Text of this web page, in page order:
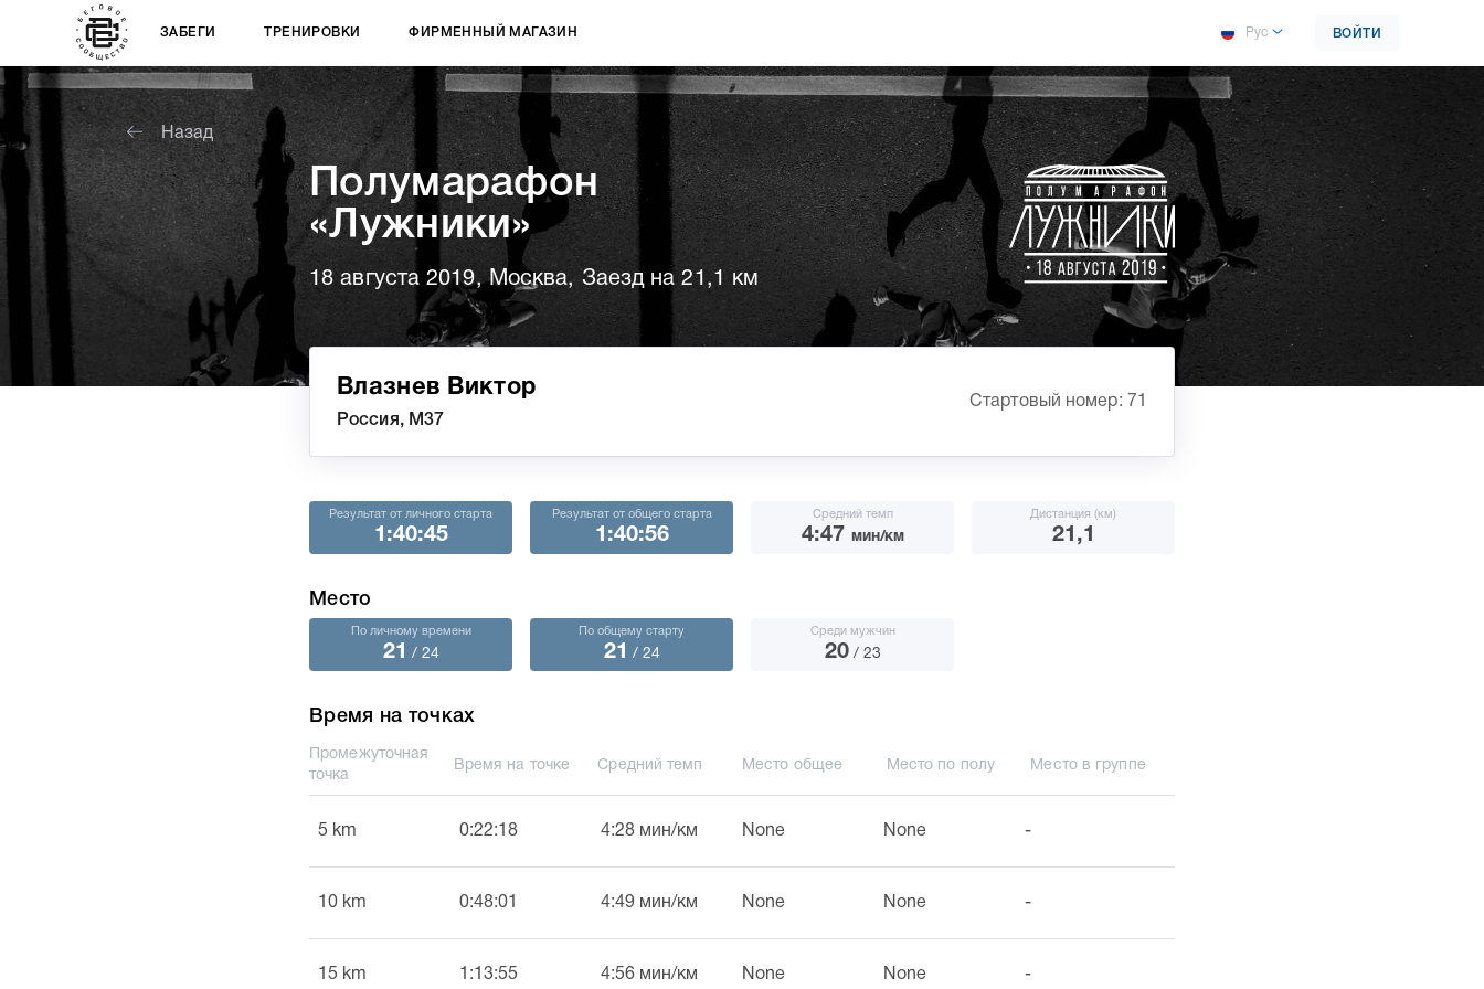
ЗАБЕГИ ТРЕНИРОВКИ ФИРМЕННЫЙ МАГАЗИН Рус ВОЙТИ
Назад
Полумарафон
«Лужники»
18 августа 2019, Москва, Заезд на 21,1 км
Влазнев Виктор
Россия, М37
Стартовый номер: 71
Результат от личного старта
1:40:45
Результат от общего старта
1:40:56
Средний темп
4:47 мин/км
Дистанция (км)
21,1
Место
По личному времени
21 / 24
По общему старту
21 / 24
Среди мужчин
20/ 23
Время на точках
Промежуточная
точка
Время на точке Средний темп Место общее Место по полу Место в группе
5 km 0:22:18 4:28 мин/км None None -
10 km 0:48:01 4:49 мин/км None None -
15 km 1:13:55 4:56 мин/км None None -